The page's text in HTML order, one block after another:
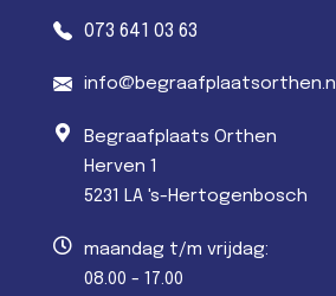
073 641 03 63
info@begraafplaatsorthen.nl
Begraafplaats Orthen
Herven 1
5231 LA 's-Hertogenbosch
maandag t/m vrijdag:
08.00 - 17.00